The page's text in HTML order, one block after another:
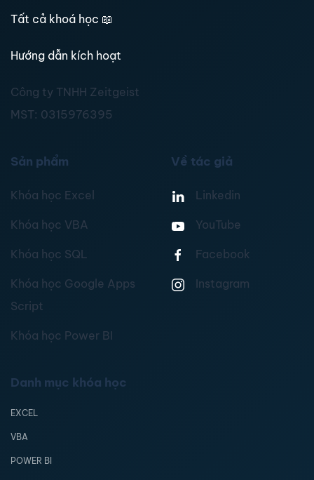
Tất cả khoá học 📖
Hướng dẫn kích hoạt
Công ty TNHH Zeitgeist
MST: 0315976395
Sản phẩm
Khóa học Excel
Khóa học VBA
Khóa học SQL
Khóa học Google Apps
Script
Khóa học Power BI
Về tác giả
Linkedin
YouTube
Facebook
Instagram
Danh mục khóa học
EXCEL
VBA
POWER BI